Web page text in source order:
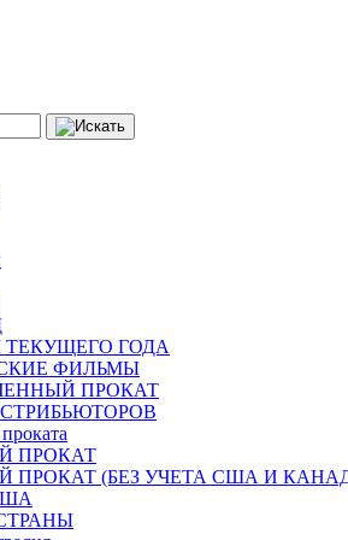
ГОДА
ФИЛЬМЫ
ПРОКАТ
ПРОКАТ
ПРОКАТ (БЕЗ УЧЕТА США И